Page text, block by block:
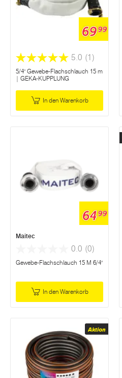
6999
5.0 (1)
5/4" Gewebe-Flachschlauch 15 m
| GEKA-KUPPLUNG
In den Warenkorb
6499
Maitec
0.0 (0)
Gewebe-Flachschlauch 15 M 6/4"
In den Warenkorb
Aktion